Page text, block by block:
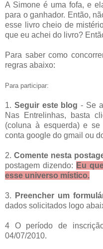
A Simone é uma fofa, e
para o ganhador. Então,
esse livro cheio de
que eu achei do livro?
Para saber como
regras abaixo:
Para participar:
1. Seguir este blog- Se
Nas Entrelinhas, basta
(coluna à esquerda) e se
conta google do gmail ou
2. Comente nesta
postagem dizendo: Eu
esse universo místico.
3. Preencher um
dados solicitados logo
4 O período de
04/07/2010.